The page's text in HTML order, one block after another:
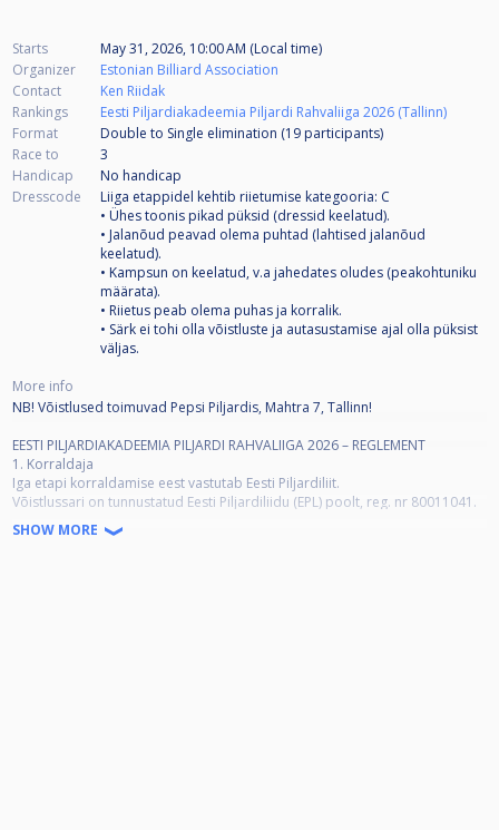
Starts
May 31, 2026, 10:00 AM (Local time)
Organizer
Estonian Billiard Association
Contact
Ken Riidak
Rankings
Eesti Piljardiakadeemia Piljardi Rahvaliiga 2026 (Tallinn)
Format
Double to Single elimination (19 participants)
Race to
3
Handicap
No handicap
Dresscode
Liiga etappidel kehtib riietumise kategooria: C
• Ühes toonis pikad püksid (dressid keelatud).
• Jalanõud peavad olema puhtad (lahtised jalanõud
keelatud).
• Kampsun on keelatud, v.a jahedates oludes (peakohtuniku
määrata).
• Riietus peab olema puhas ja korralik.
• Särk ei tohi olla võistluste ja autasustamise ajal olla püksist
väljas.
More info
NB! Võistlused toimuvad Pepsi Piljardis, Mahtra 7, Tallinn!
EESTI PILJARDIAKADEEMIA PILJARDI RAHVALIIGA 2026 – REGLEMENT
1. Korraldaja
Iga etapi korraldamise eest vastutab Eesti Piljardiliit.
Võistlussari on tunnustatud Eesti Piljardiliidu (EPL) poolt, reg. nr 80011041.
2. Turniiri aeg ja toimumise koht
Eesti Piljardiakadeemia Piljardi Rahvaliiga 2026 (edaspidi: Liiga) etappide
SHOW MORE